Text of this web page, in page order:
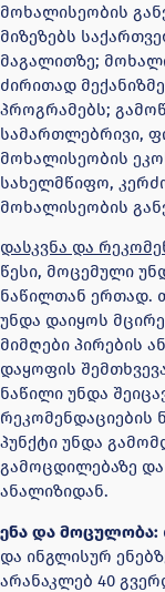
მოხალისეობის
მიზეზებს
მაგალითზე;
ძირითად
პროგრამებს;
სამართლებრივი,
მოხალისეობის
სახელმწიფო,
მოხალისეობის
დასკვნა და
წესი, მოცემული
ნაწილთან ერთად.
უნდა დაიყოს
მიმღები პირების
დაყოფის
ნაწილი უნდა
პუნქტი უნდა
გამოცდილებაზე
ანალიზიდან.
ენა და მოცულობა:
და ინგლისურ
არანაკლებ 40